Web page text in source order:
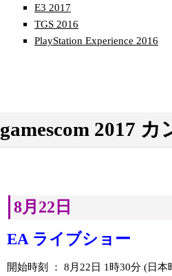
E3 2017
TGS 2016
PlayStation Experience 2016
gamescom 2017
8月22日
EA ライブショー
開始時刻 ： 8月22日 1時30分 (日本